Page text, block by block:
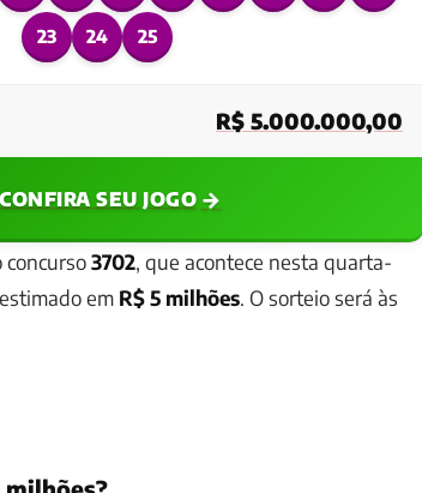
23 24 25
R$ 5.000.000,00
CONFIRA SEU JOGO →
concurso3702, que acontece nesta quarta-
em R$ 5 milhões. O sorteio será às